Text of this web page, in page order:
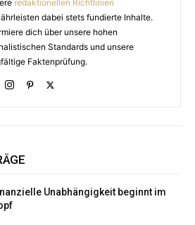
redaktionellen Richtlinien
dabei stets fundierte Inhalte.
dich über unsere hohen
Standards und unsere
Faktenprüfung.
Unabhängigkeit beginnt im